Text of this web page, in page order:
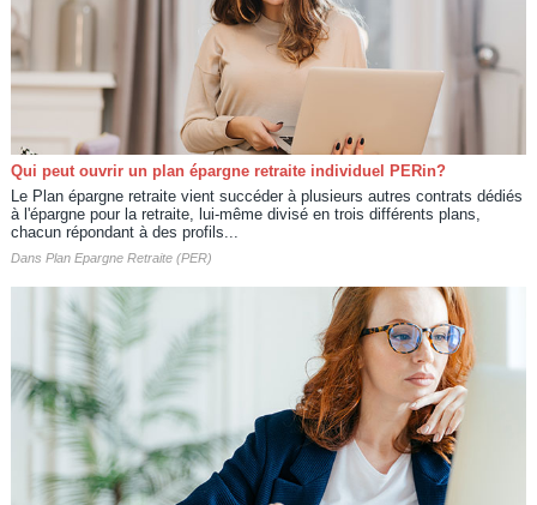
Qui peut ouvrir un plan épargne retraite individuel PERin?
Le Plan épargne retraite vient succéder à plusieurs autres contrats dédiés
à l'épargne pour la retraite, lui-même divisé en trois différents plans,
chacun répondant à des profils...
Dans Plan Epargne Retraite (PER)